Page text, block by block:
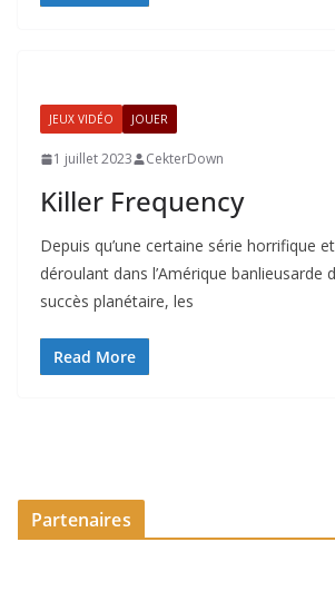
JEUX VIDÉO JOUER
1 juillet 2023 CekterDown
Killer Frequency
Depuis qu’une certaine série horrifique
déroulant dans l’Amérique banlieusarde
succès planétaire, les
Read More
Partenaires